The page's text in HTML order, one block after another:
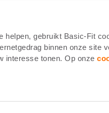
helpen, gebruikt Basic-Fit
binnen onze site
interesse tonen. Op onze